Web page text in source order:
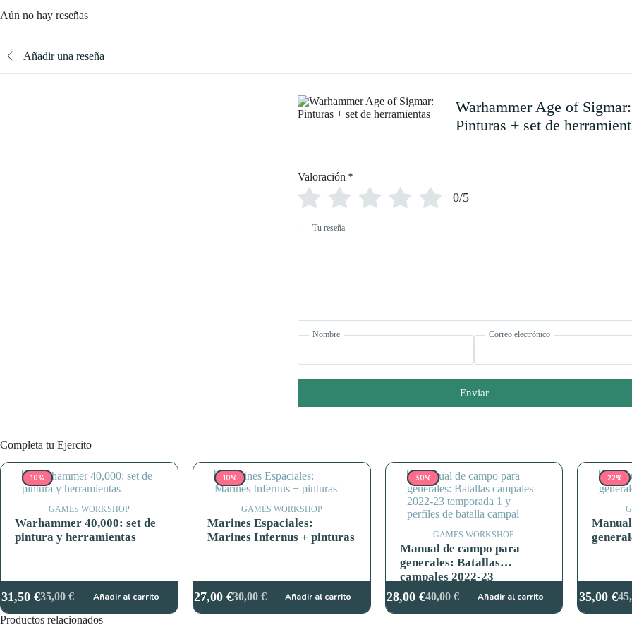
Aún no hay reseñas
Añadir una reseña
Warhammer Age of Sigmar:
Pinturas + set de
Valoración *
0/5
Tu reseña
Nombre Correo electrónico
Enviar
Completa tu Ejercito
10%
GAMES WORKSHOP
Warhammer 40,000: set de
pintura y herramientas
35,00€
El
precio
31,50€El
precio
Añadir al carrito
10%
GAMES WORKSHOP
Marines Espaciales:
Marines Infernus + pinturas
30,00€
El
precio
27,00€El
precio
Añadir al carrito
30%
GAMES WORKSHOP
Manual de campo para
generales: Batallas
campales 2022-23
temporada 1 y perfiles de
batalla campal
40,00€
El
precio
28,00 €El
precio
Añadir al carrito
22%
El
35,00 €El
Productos relacionados